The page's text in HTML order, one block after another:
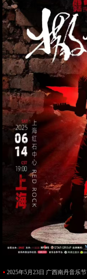
• 2025年5月23日 广西南丹音乐节